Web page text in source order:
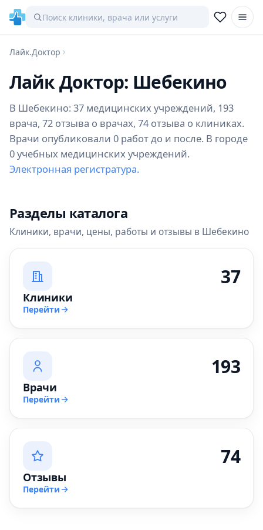
Лайк.Доктор
Лайк Доктор: Шебекино
В Шебекино: 37 медицинских учреждений, 193
врача, 72 отзыва о врачах, 74 отзыва о клиниках.
Врачи опубликовали 0 работ до и после. В городе
0 учебных медицинских учреждений.
Электронная регистратура.
Разделы каталога
Клиники, врачи, цены, работы и отзывы в Шебекино
37
Клиники
Перейти
193
Врачи
Перейти
74
Отзывы
Перейти